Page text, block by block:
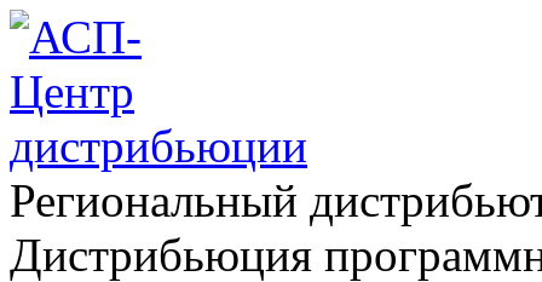
Региональный
Дистрибьюция